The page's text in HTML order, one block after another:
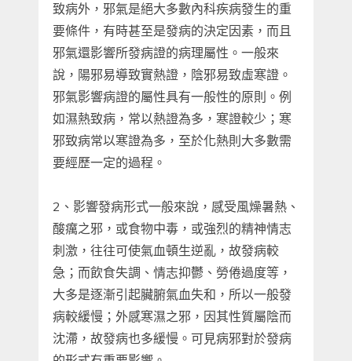
致病外，邪氣是絕大多數內科疾病發生的重
要條件，有時甚至是發病的決定因素，而且
邪氣還影響所發病證的病理屬性。一般來
說，陽邪易導致實熱證，陰邪易致虛寒證。
邪氣影響病證的屬性具有一般性的原則。例
如濕熱致病，常以熱證為多，寒證較少；寒
邪致病常以寒證為多，至於化熱則大多數需
要經歷一定的過程。
2、影響發病形式一般來說，感受風燥暑熱、
酸癘之邪，或食物中毒，或強烈的精神情志
刺激，往往可使氣血頓生逆亂，故發病較
急；而飲食失調、情志抑鬱、勞倦過度等，
大多是逐漸引起臟腑氣血失和，所以一般發
病較緩慢；外感寒濕之邪，因其性質屬陰而
沈滯，故發病也多緩慢。可見病邪對於發病